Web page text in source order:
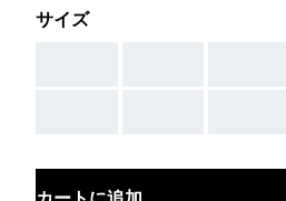
サイズ